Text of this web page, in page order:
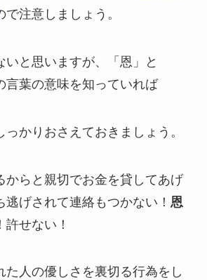
で注意しましょう。
いと思いますが、「恩」と
言葉の意味を知っていれば
っかりおさえておきましょう。
からと親切でお金を貸してあげ
逃げされて連絡もつかない！ 恩
許せない！
た人の優しさを裏切る行為をし